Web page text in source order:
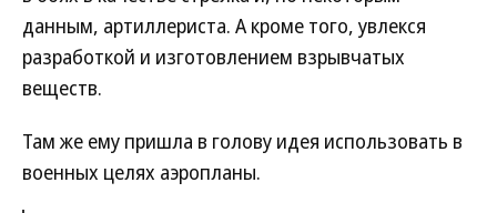
данным, артиллериста. А кроме того, увлекся
разработкой и изготовлением взрывчатых
веществ.
Там же ему пришла в голову идея использовать в
военных целях аэропланы.